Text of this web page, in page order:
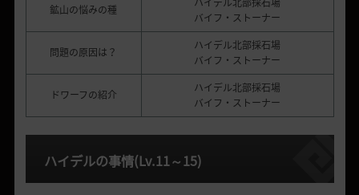
鉱山の悩みの種
バイフ・ストーナー
問題の原因は？
ハイデル北部採石場
バイフ・ストーナー
ドワーフの紹介
ハイデル北部採石場
バイフ・ストーナー
ハイデルの事情(Lv.11～15)